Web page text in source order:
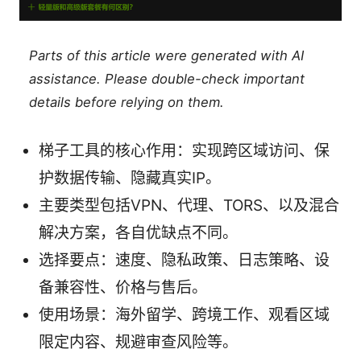
Parts of this article were generated with AI
assistance. Please double-check important
details before relying on them.
梯子工具的核心作用：实现跨区域访问、保
护数据传输、隐藏真实IP。
主要类型包括VPN、代理、TORS、以及混合
解决方案，各自优缺点不同。
选择要点：速度、隐私政策、日志策略、设
备兼容性、价格与售后。
使用场景：海外留学、跨境工作、观看区域
限定内容、规避审查风险等。